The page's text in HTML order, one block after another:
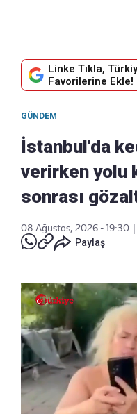
Linke Tıkla,
Favorilerine Ekle!
GÜNDEM
İstanbul'da
verirken yolu
sonrası
08 Ağustos, 2026 - 19:30
Paylaş